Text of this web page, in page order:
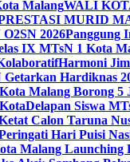
MalangWALI
MURID
2026Panggung
IX MTsN 1 Kota
Harmoni
Getarkan Hardiknas
Malang Borong 5
Delapan Siswa
Calon Taruna
Hari Puisi
Malang Launching